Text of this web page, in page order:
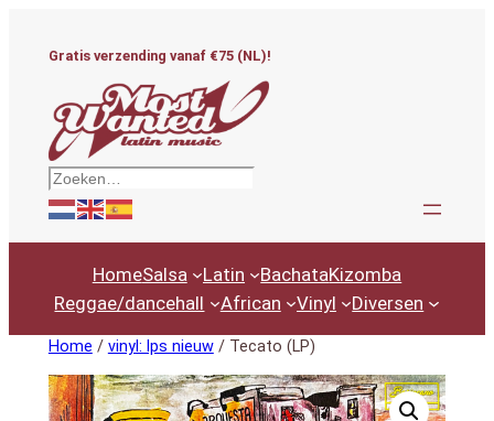
Gratis verzending vanaf €75 (NL)!
Zoeken
HomeSalsa Latin BachataKizomba
Reggae/dancehall
African Vinyl Diversen
Home / vinyl: lps nieuw/ Tecato (LP)